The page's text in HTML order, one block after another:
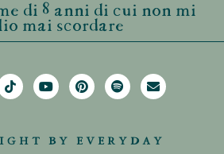
di 8 anni di cui non mi
mai scordare
BY EVERYDAY